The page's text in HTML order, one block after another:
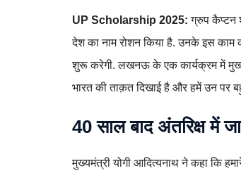
UP Scholarship 2025:ग्रुप कैप्टन
देश का नाम रोशन किया है. उनके इस काम
शुरू करेगी. लखनऊ के एक कार्यक्रम में
भारत की ताक़त दिखाई है और हमें उन पर
40 साल बाद अंतरिक्ष में
मुख्यमंत्री योगी आदित्यनाथ ने कहा कि